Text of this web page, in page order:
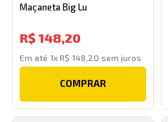
Maçaneta Big Lu
R$ 148,20
Em até 1xR$ 148 20 sem juros
COMPRAR